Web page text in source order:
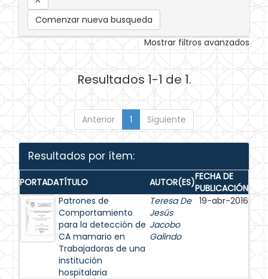
Comenzar nueva busqueda
Mostrar filtros avanzados
Resultados 1-1 de 1.
Anterior 1 Siguiente
Resultados por ítem:
PORTADATÍTULO AUTOR(ES)FECHA DE
PUBLICACIÓN
Patrones de
Comportamiento
para la detección de
CA mamario en
Trabajadoras de una
institución
hospitalaria
Teresa De
Jesús
Jacobo
Galindo
19-abr-2016